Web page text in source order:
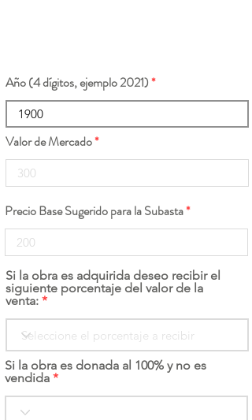
Año (4 dígitos, ejemplo 2021)
Valor de Mercado
Precio Base Sugerido para la Subasta
Si la obra es adquirida deseo recibir el
siguiente porcentaje del valor de la
venta:
Si la obra es donada al 100% y no es
vendida